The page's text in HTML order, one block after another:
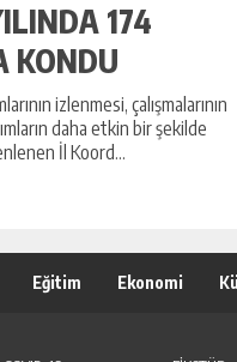
174
KONDU
izlenmesi, çalışmalarının
daha etkin bir şekilde
İl Koord...
Eğitim Ekonomi